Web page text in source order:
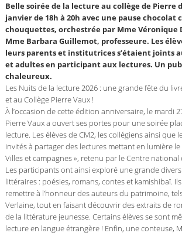
Belle soirée de la lecture au collège de Pierre
janvier de 18h à 20h avec une pause chocolat
chouquettes, orchestrée par Mme Véronique
Mme Barbara Guillemot, professeure. Les
leurs parents et institutrices s’étaient joints
et adultes en participant aux lectures. Un
chaleureux.
Les Nuits de la lecture 2026 : une grande fête du
et au Collège Pierre Vaux !
À l’occasion de cette édition anniversaire, le mardi
Pierre Vaux a ouvert ses portes pour une soirée
lecture. Les élèves de CM2, les collégiens ainsi que
invités à partager des lectures mettant en lumière
Villes et campagnes », retenu par le Centre national
Les participants ont ainsi exploré une grande
littéraires : poésies, romans, contes et kamishibaï.
remettre à l’honneur des auteurs du patrimoine,
Verlaine, tout en faisant découvrir des extraits de
de la littérature jeunesse. Certains élèves se sont
lecture en langue étrangère ! Enfin, une conteuse,